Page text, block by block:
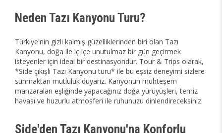
Neden Tazı Kanyonu Turu?
Türkiye'nin gizli kalmış güzelliklerinden biri olan Tazı
Kanyonu, doğa ile iç içe unutulmaz bir gün geçirmek
isteyenler için ideal bir destinasyondur. Tour & Trips olarak,
*Side çıkışlı Tazı Kanyonu turu* ile bu eşsiz deneyimi sizlere
sunmaktan mutluluk duyarız. Kanyonun muhteşem
manzaraları eşliğinde yapacağınız doğa yürüyüşleri, temiz
havası ve huzurlu atmosferi ile ruhunuzu dinlendireceksiniz.
Side'den Tazı Kanyonu'na Konforlu